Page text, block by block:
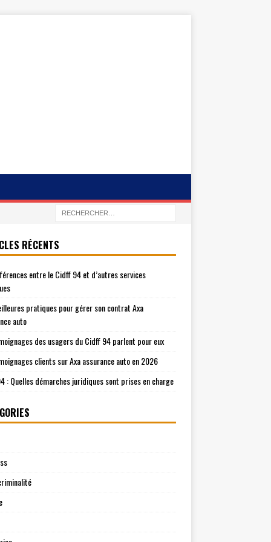
RÉCENTS
entre le Cidff 94 et d’autres services
pratiques pour gérer son contrat Axa
auto
des usagers du Cidff 94 parlent pour eux
clients sur Axa assurance auto en 2026
: Quelles démarches juridiques sont prises en charge